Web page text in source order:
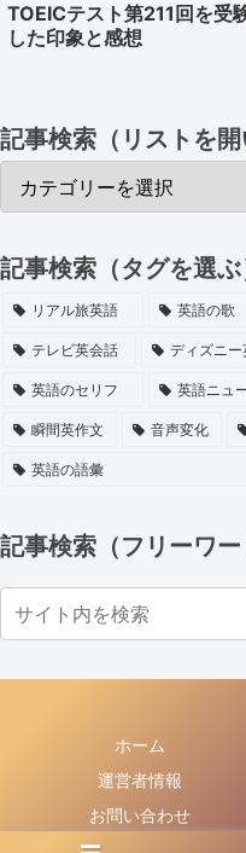
TOEICテスト第211回を受
した印象と感想
記事検索（リストを開
記事検索（タグを選ぶ
リアル旅英語 英語の歌
テレビ英会話 ディズニー
英語のセリフ 英語ニュ
瞬間英作文 音声変化
英語の語彙
記事検索（フリーワー
ホーム
運営者情報
お問い合わせ